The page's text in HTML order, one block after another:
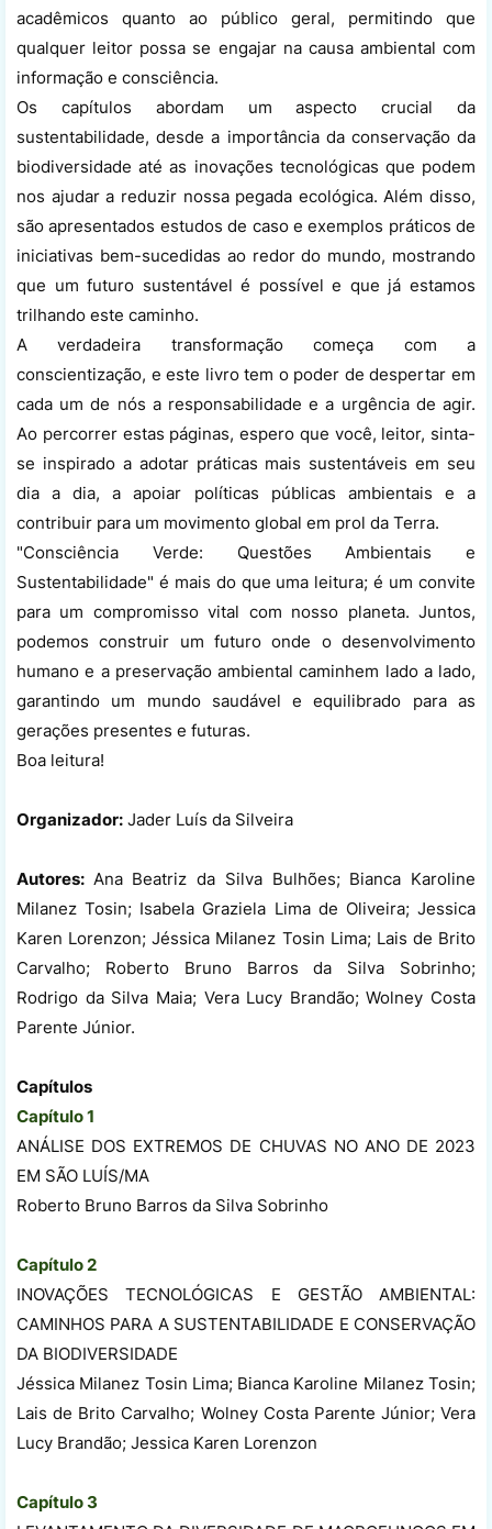
acadêmicos quanto ao público geral, permitindo que
qualquer leitor possa se engajar na causa ambiental com
informação e consciência.
Os capítulos abordam um aspecto crucial da
sustentabilidade, desde a importância da conservação da
biodiversidade até as inovações tecnológicas que podem
nos ajudar a reduzir nossa pegada ecológica. Além disso,
são apresentados estudos de caso e exemplos práticos de
iniciativas bem-sucedidas ao redor do mundo, mostrando
que um futuro sustentável é possível e que já estamos
trilhando este caminho.
A verdadeira transformação começa com a
conscientização, e este livro tem o poder de despertar em
cada um de nós a responsabilidade e a urgência de agir.
Ao percorrer estas páginas, espero que você, leitor, sinta-
se inspirado a adotar práticas mais sustentáveis em seu
dia a dia, a apoiar políticas públicas ambientais e a
contribuir para um movimento global em prol da Terra.
"Consciência Verde: Questões Ambientais e
Sustentabilidade" é mais do que uma leitura; é um convite
para um compromisso vital com nosso planeta. Juntos,
podemos construir um futuro onde o desenvolvimento
humano e a preservação ambiental caminhem lado a lado,
garantindo um mundo saudável e equilibrado para as
gerações presentes e futuras.
Boa leitura!
Organizador: Jader Luís da Silveira
Autores: Ana Beatriz da Silva Bulhões; Bianca Karoline
Milanez Tosin; Isabela Graziela Lima de Oliveira; Jessica
Karen Lorenzon; Jéssica Milanez Tosin Lima; Lais de Brito
Carvalho; Roberto Bruno Barros da Silva Sobrinho;
Rodrigo da Silva Maia; Vera Lucy Brandão; Wolney Costa
Parente Júnior.
Capítulos
Capítulo 1
ANÁLISE DOS EXTREMOS DE CHUVAS NO ANO DE 2023
EM SÃO LUÍS/MA
Roberto Bruno Barros da Silva Sobrinho
Capítulo 2
INOVAÇÕES TECNOLÓGICAS E GESTÃO AMBIENTAL:
CAMINHOS PARA A SUSTENTABILIDADE E CONSERVAÇÃO
DA BIODIVERSIDADE
Jéssica Milanez Tosin Lima; Bianca Karoline Milanez Tosin;
Lais de Brito Carvalho; Wolney Costa Parente Júnior; Vera
Lucy Brandão; Jessica Karen Lorenzon
Capítulo 3